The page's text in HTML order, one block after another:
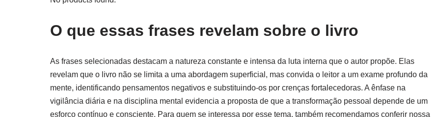
O que essas frases revelam sobre o livro
As frases selecionadas destacam a natureza constante e intensa da luta interna que o autor propõe. Elas
revelam que o livro não se limita a uma abordagem superficial, mas convida o leitor a um exame profundo da
mente, identificando pensamentos negativos e substituindo-os por crenças fortalecedoras. A ênfase na
vigilância diária e na disciplina mental evidencia a proposta de que a transformação pessoal depende de um
esforço contínuo e consciente. Para quem se interessa por esse tema, também recomendamos conferir nossa